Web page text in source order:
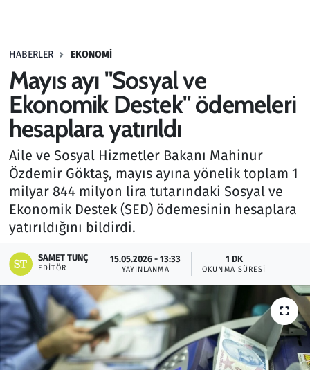
HABERLER EKONOMI
Mayıs ayı "Sosyal ve
Ekonomik Destek" ödemeleri
hesaplara yatırıldı
Aile ve Sosyal Hizmetler Bakanı Mahinur
Özdemir Göktaş, mayıs ayına yönelik toplam 1
milyar 844 milyon lira tutarındaki Sosyal ve
Ekonomik Destek (SED) ödemesinin hesaplara
yatırıldığını bildirdi.
SAMET TUNÇ
EDITÖR
15.05.2026 - 13:33
YAYINLANMA
1 DK
OKUNMA SÜRESI
Haber
Kültür Sanat
Kurumsal Haberler
Lezzet Durağı
Memur ve Kamu
Otomobil
Oyun
Ramazan
Resmi İlanlar